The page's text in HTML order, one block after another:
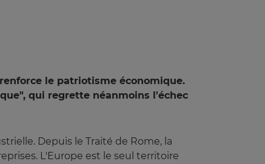
le patriotisme économique.
qui regrette néanmoins l'échec
Depuis le Traité de Rome, la
L'Europe est le seul territoire